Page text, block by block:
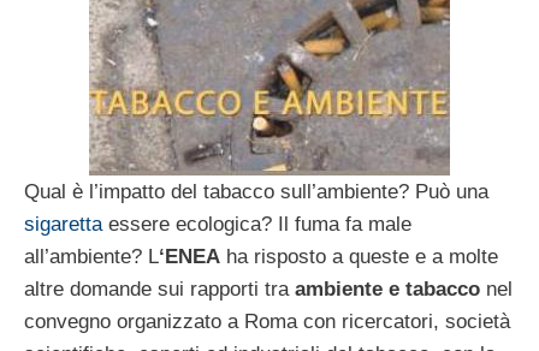
Qual è l’impatto del tabacco sull’ambiente? Può una
sigarettaessere ecologica? Il fuma fa male
all’ambiente? L‘ENEA ha risposto a queste e a molte
altre domande sui rapporti tra ambiente e tabacco nel
convegno organizzato a Roma con ricercatori, società